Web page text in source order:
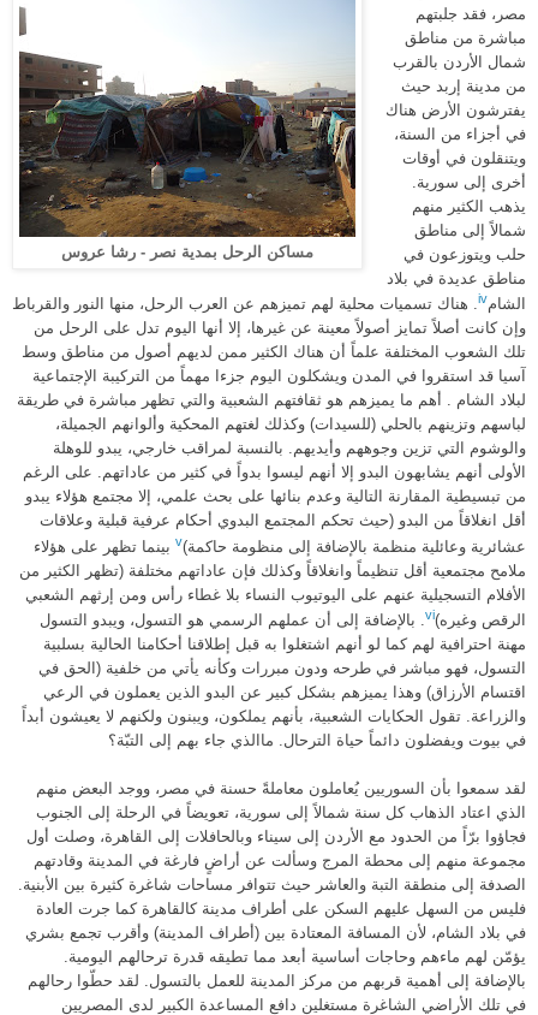
مساكن الرحل بمدية نصر - رشا عروس
مصر، فقد جلبتهم
مباشرة من مناطق
شمال الأردن بالقرب
من مدينة إربد حيث
يفترشون الأرض هناك
في أجزاء من السنة،
ويتنقلون في أوقات
أخرى إلى سورية
يذهب الكثير منهم
شمالاً إلى مناطق
حلب ويتوزعون في
مناطق عديدة في بلاد
الشامiv
. هناك تسميات محلية لهم تميزهم عن العرب الرحل، منها النور والقرباط
وإن كانت أصلاً تمايز أصولاً معينة عن غيرها، إلا أنها اليوم تدل على الرحل من
تلك الشعوب المختلفة علماً أن هناك الكثير ممن لديهم أصول من مناطق وسط
آسيا قد استقروا في المدن ويشكلون اليوم جزءا مهماً من التركيبة الإجتماعية
لبلاد الشام . أهم ما يميزهم هو ثقافتهم الشعبية والتي تظهر مباشرة في طريقة
لباسهم وتزينهم بالحلي (للسيدات) وكذلك لغتهم المحكية وألوانهم الجميلة،
والوشوم التي تزين وجوههم وأيديهم. بالنسبة لمراقب خارجي، يبدو للوهلة
الأولى أنهم يشابهون البدو إلا أنهم ليسوا بدواً في كثير من عاداتهم. على الرغم
من تبسيطية المقارنة التالية وعدم بنائها على بحث علمي، إلا مجتمع هؤلاء يبدو
أقل انغلاقاً من البدو (حيث تحكم المجتمع البدوي أحكام عرفية قبلية وعلاقات
عشائرية وعائلية منظمة بالإضافة إلى منظومة حاكمة)
v بينما تظهر على هؤلاء
ملامح مجتمعية أقل تنظيماً وانغلاقاً وكذلك فإن عاداتهم مختلفة (تظهر الكثير من
الأفلام التسجيلية عنهم على اليوتيوب النساء بلا غطاء رأس ومن إرثهم الشعبي
الرقص وغيره)
vi
بالإضافة إلى أن عملهم الرسمي هو التسول، ويبدو التسول
مهنة احترافية لهم كما لو أنهم اشتغلوا به قبل إطلاقنا أحكامنا الحالية بسلبية
التسول، فهو مباشر في طرحه ودون مبررات وكأنه يأتي من خلفية ( الحق في
اقتسام الأرزاق) وهذا يميزهم بشكل كبير عن البدو الذين يعملون في الرعي
والزراعة تقول الحكايات الشعبية، بأنهم يملكون، ويبنون ولكنهم لا يعيشون أبداً
في بيوت ويفضلون دائماً حياة الترحال
ماالذي جاء بهم إلى التبّة؟
لقد سمعوا بأن السوريين يُعاملون معاملةً حسنة في مصر، ووجد البعض منهم
الذي اعتاد الذهاب كل سنة شمالاً إلى سورية، تعويضاً في الرحلة إلى الجنوب
فجاؤوا برّاً من الحدود مع الأردن إلى سيناء وبالحافلات إلى القاهرة، وصلت أول
مجموعة منهم إلى محطة المرج وسألت عن أراضٍ فارغة في المدينة وقادتهم
الصدفة إلى منطقة التبة والعاشر حيث تتوافر مساحات شاغرة كثيرة بين الأبنية
فليس من السهل عليهم السكن على أطراف مدينة كالقاهرة كما جرت العادة
في بلاد الشام، لأن المسافة المعتادة بين (أطراف المدينة) وأقرب تجمع بشري
يؤمّن لهم ماءهم وحاجات أساسية أبعد مما تطيقه قدرة ترحالهم اليومية
بالإضافة إلى أهمية قربهم من مركز المدينة للعمل بالتسول
لقد حطّوا رحالهم
في تلك الأراضي الشاغرة مستغلين دافع المساعدة الكبير لدى المصريين